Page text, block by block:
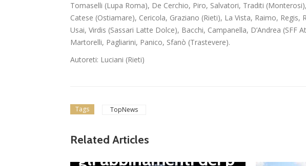
Tomaselli (Lupa Roma), De Cerchio, Piro, Salvatori, Traditi
Catese (Ostiamare), Cericola, Graziano (Rieti), La Vista, Raimo, Regis,
Usai, Virdis (Sassari Latte Dolce), Bacchi, Campanella, D’Andrea (SFF
Martorelli, Pagliarini, Panico, Sfanò (Trastevere).
Autoreti: Luciani (Rieti)
Tags TopNews
Related Articles
Coppa Italia Serie D,
gli abbinamenti dei p
to